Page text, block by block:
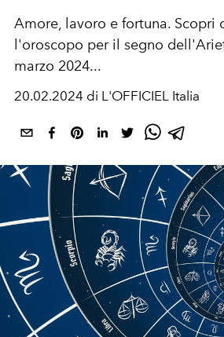
Amore, lavoro e fortuna. Scopri
l'oroscopo per il segno
marzo 2024...
20.02.2024 di L'OFFICIEL Italia